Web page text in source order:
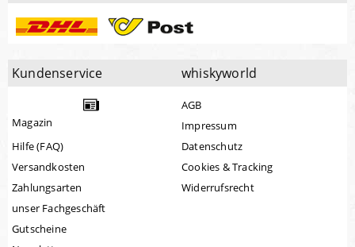
Kundenservice
Magazin
Hilfe (FAQ)
Versandkosten
Zahlungsarten
unser Fachgeschäft
Gutscheine
whiskyworld
AGB
Impressum
Datenschutz
Cookies & Tracking
Widerrufsrecht